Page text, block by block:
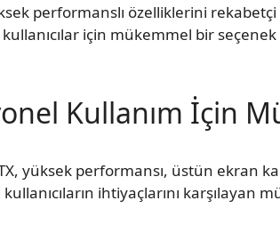
performanslı özelliklerini
için mükemmel bir
Kullanım İçin
yüksek performansı, üstün ekran
ihtiyaçlarını karşılayan